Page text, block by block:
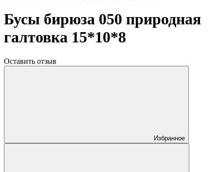
Бусы бирюза 050 природная
галтовка 15*10*8
Оставить отзыв
Избранное